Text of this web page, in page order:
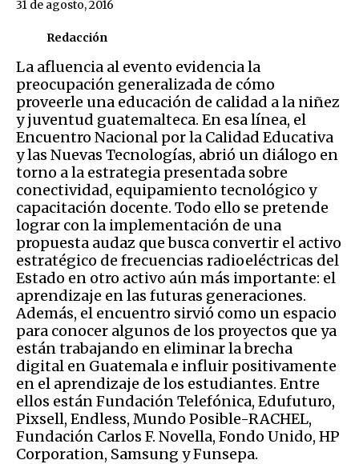
Redacción
31 de agosto, 2016
La afluencia al evento evidencia la
preocupación generalizada de cómo
proveerle una educación de calidad a la niñez
y juventud guatemalteca. En esa línea, el
Encuentro Nacional por la Calidad Educativa
y las Nuevas Tecnologías, abrió un diálogo en
torno a la estrategia presentada sobre
conectividad, equipamiento tecnológico y
capacitación docente. Todo ello se pretende
lograr con la implementación de una
propuesta audaz que busca convertir el activo
estratégico de frecuencias radioeléctricas del
Estado en otro activo aún más importante: el
aprendizaje en las futuras generaciones.
Además, el encuentro sirvió como un espacio
para conocer algunos de los proyectos que ya
están trabajando en eliminar la brecha
digital en Guatemala e influir positivamente
en el aprendizaje de los estudiantes. Entre
ellos están Fundación Telefónica, Edufuturo,
Pixsell, Endless, Mundo Posible-RACHEL,
Fundación Carlos F. Novella, Fondo Unido, HP
Corporation, Samsung y Funsepa.